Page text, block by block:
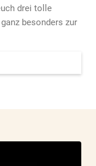
drei tolle
besonders zur